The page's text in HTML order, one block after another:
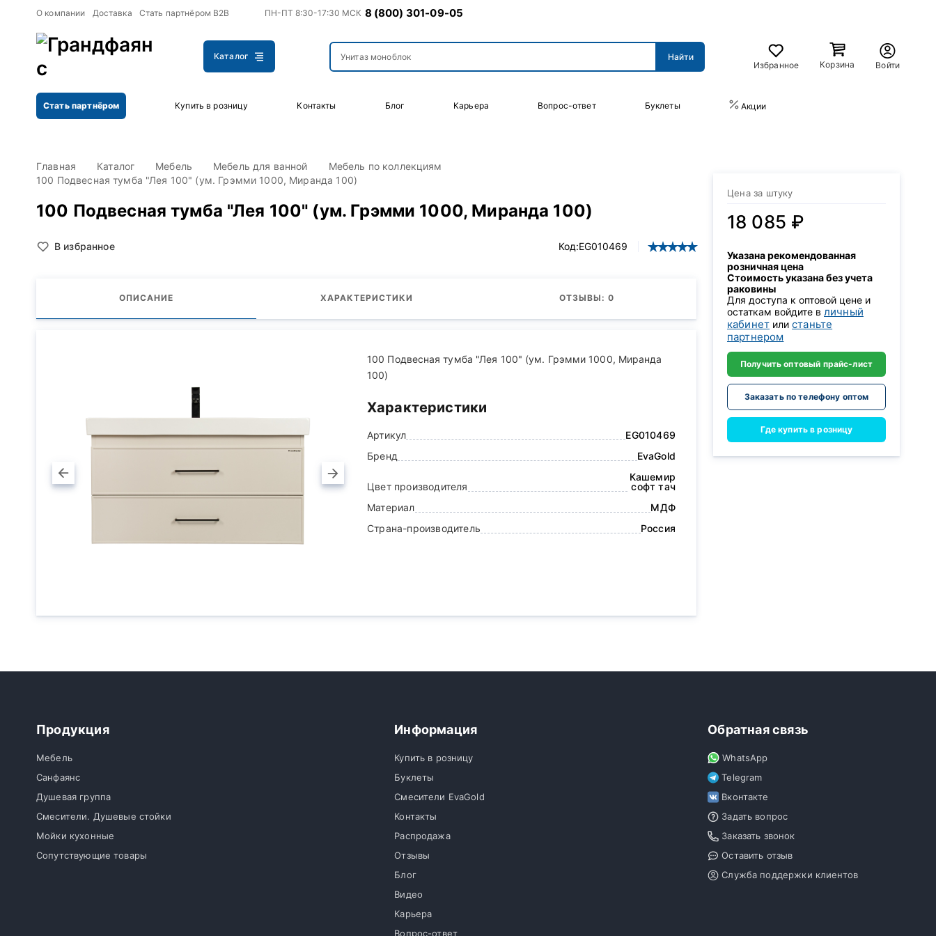
О компании Доставка Стать партнёром B2B ПН-ПТ 8:30-17:30 МСК 8 (800) 301-09-05
Каталог
Избранное
Корзина Войти
Стать партнёром Купить в розницу Контакты Блог Карьера Вопрос-ответ Буклеты Акции
Главная Каталог Мебель Мебель для ванной
Мебель по коллекциям
100 Подвесная тумба "Лея 100" (ум. Грэмми 1000, Миранда 100)
100 Подвесная тумба "Лея 100" (ум. Грэмми 1000, Миранда 100)
В избранное Код:EG010469
ОПИСАНИЕ ХАРАКТЕРИСТИКИ ОТЗЫВЫ: 0
100 Подвесная тумба "Лея 100" (ум. Грэмми 1000, Миранда
100)
Характеристики
Артикул
EG010469
Бренд
EvaGold
Цвет производителя
Кашемир
софт тач
Материал
МДФ
Страна-производитель
Россия
Цена за штуку
18 085 ₽
Указана рекомендованная
розничная цена
Стоимость указана без учета
раковины
Для доступа к оптовой цене и
остаткам войдите в личный
кабинет илистаньте
партнером
Получить оптовый прайс-лист
Заказать по телефону оптом
Где купить в розницу
Продукция
Мебель
Санфаянс
Душевая группа
Смесители. Душевые стойки
Мойки кухонные
Сопутствующие товары
Информация
Купить в розницу
Буклеты
Смесители EvaGold
Контакты
Распродажа
Отзывы
Блог
Видео
Карьера
Вопрос-ответ
Обратная связь
WhatsApp
Telegram
Вконтакте
Задать вопрос
Заказать звонок
Оставить отзыв
Служба поддержки клиентов